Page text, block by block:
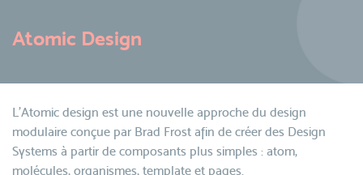
Atomic Design
L’Atomic design est une nouvelle approche du design
modulaire conçue par Brad Frost afin de créer des Design
Systems à partir de composants plus simples : atom,
molécules, organismes, template et pages.